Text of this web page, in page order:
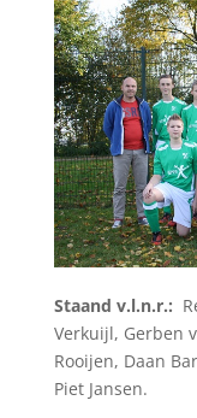
Staand v.l.n.r.:
Verkuijl, Gerben
Rooijen, Daan
Piet Jansen.